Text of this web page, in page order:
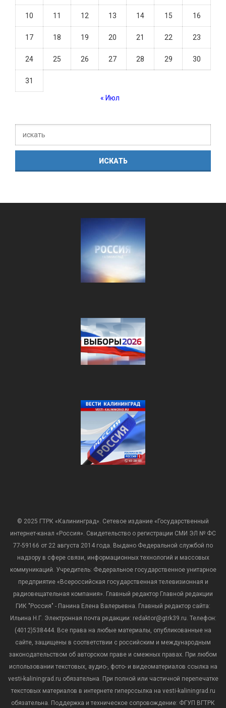
10 11 12 13 14 15 16
17 18 19 20 21 22 23
24 25 26 27 28 29 30
31
« Июл
© 2025 ГТРК «Калининград». Сетевое издание «Государственный
интернет-канал «Россия». Свидетельство о регистрации СМИ ЭЛ № ФС
77-59166 от 22 августа 2014 года. Выдано Федеральной службой по
надзору в сфере связи, информационных технологий и массовых
коммуникаций. Учредитель: Федеральное государственное унитарное
предприятие «Всероссийская государственная телевизионная и
радиовещательная компания». Главный редактор Главной редакции
ГИК "Россия" - Панина Елена Валерьевна. Главный редактор сайта:
Ильина Н.Г. Электронная почта редакции: redaktor@gtrk39.ru. Телефон:
(4012)538444. Все права на любые материалы, опубликованные на
сайте, защищены в соответствии с российским и международным
законодательством об авторском праве и смежных правах. При любом
использовании текстовых, аудио-, фото- и видеоматериалов ссылка на
vesti-kaliningrad.ru обязательна. При полной или частичной перепечатке
текстовых материалов в интернете гиперссылка на vesti-kaliningrad.ru
обязательна. Поддержка и техническое сопровождение: ФГУП ВГТРК